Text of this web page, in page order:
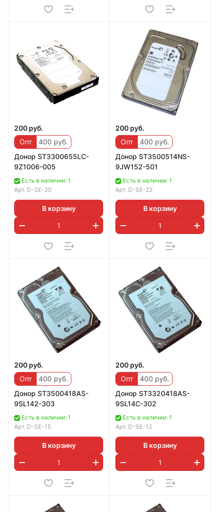
200 руб.
Опт
400 руб.
Дoноp ST3300655LC-
9Z1006-005
Есть в наличии: 1
Арт. D-SE-20
В корзину
200 руб.
Опт
400 руб.
Донoр ST3500514NS-
9JW152-501
Есть в наличии: 1
Арт. D-SE-22
В корзину
200 руб.
Опт
400 руб.
Дoнор ST3500418AS-
9SL142-303
Есть в наличии: 1
Арт. D-SE-15
В корзину
200 руб.
Опт
400 руб.
Дoнор ST3320418AS-
9SL14C-302
Есть в наличии: 1
Арт. D-SE-12
В корзину